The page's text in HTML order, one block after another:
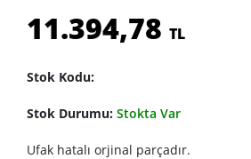
11.394,78 TL
Stok Kodu:
Stok Durumu: Stokta Var
Ufak hatalı orjinal parçadır.